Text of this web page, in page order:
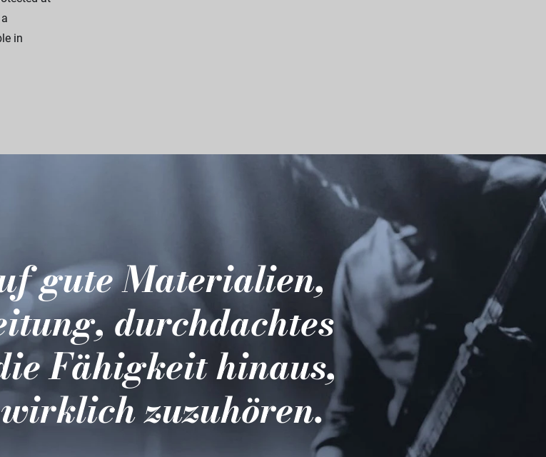
in
gute Materialien,
durchdachtes
Fähigkeit hinaus,
zuzuhören.